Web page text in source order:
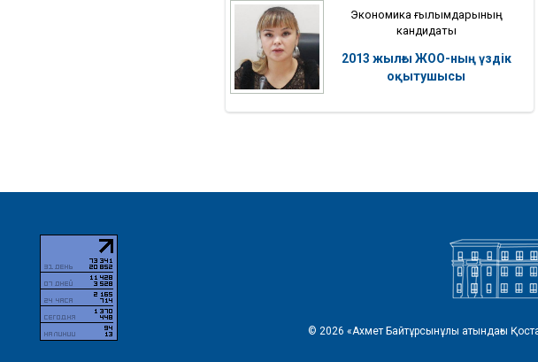
Экономика ғылымдарының
кандидаты
2013 жылғы ЖОО-ның үздік
оқытушысы
© 2026 «Ахмет Байтұрсынұлы атындағы